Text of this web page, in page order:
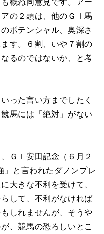
の２頭は、他のＧＩ馬
ポテンシャル、奥深さ
す。６割、いや７割の
るのではないか、と考
った言い方までしたく
馬には「絶対」がない
ＧＩ安田記念（６月２
」と言われたダノンプレ
大きな不利を受けて、
して、不利がなければ
しれませんが、そうや
、競馬の恐ろしいとこ